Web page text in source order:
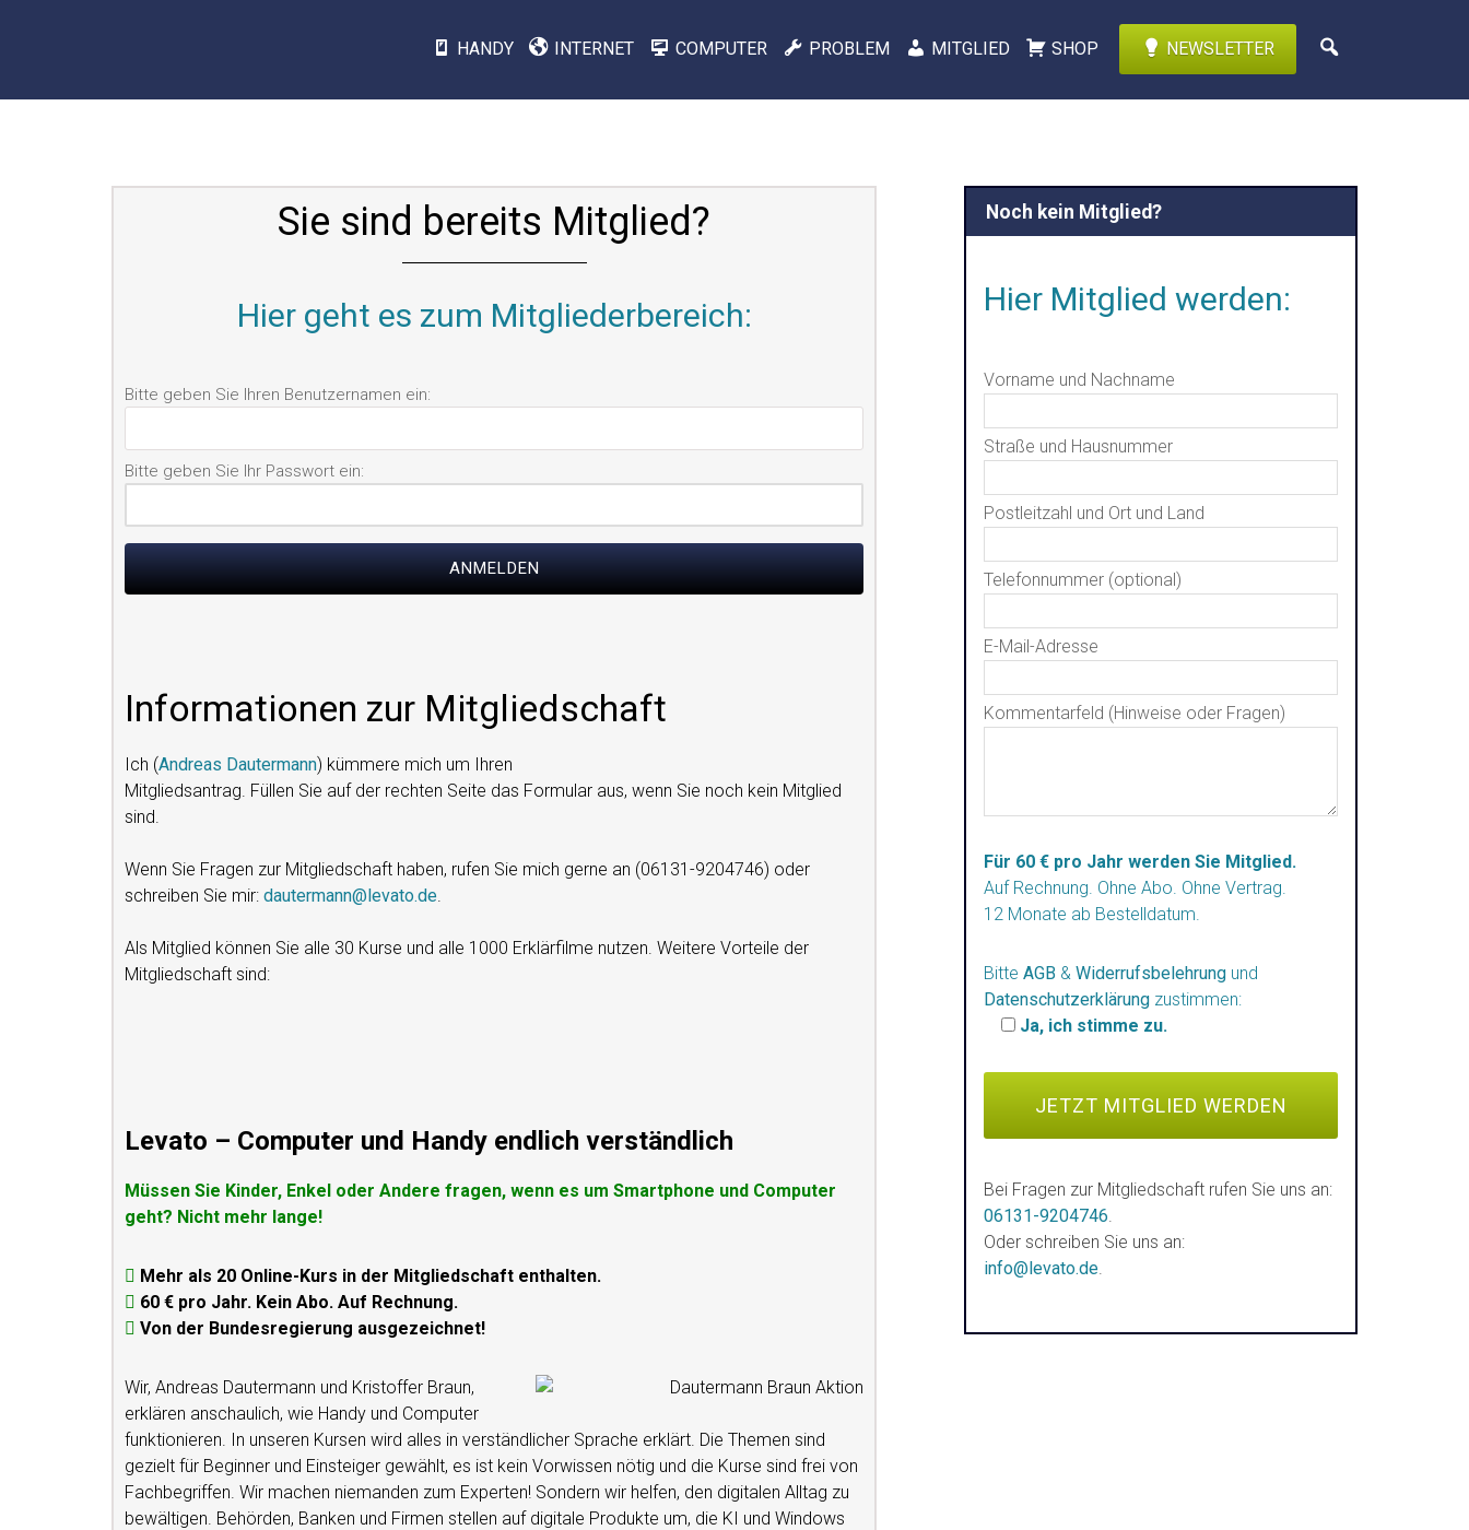
HANDY INTERNET COMPUTER PROBLEM MITGLIED SHOP NEWSLETTER
Sie sind bereits Mitglied?
Hier geht es zum Mitgliederbereich:
Informationen zur Mitgliedschaft
Ich (Andreas Dautermann) kümmere mich um Ihren
Mitgliedsantrag. Füllen Sie auf der rechten Seite das Formular aus, wenn Sie noch kein Mitglied
sind.
Wenn Sie Fragen zur Mitgliedschaft haben, rufen Sie mich gerne an (06131-9204746) oder
schreiben Sie mir: dautermann@levato.de.
Als Mitglied können Sie alle 30 Kurse und alle 1000 Erklärfilme nutzen. Weitere Vorteile der
Mitgliedschaft sind:
Levato – Computer und Handy endlich verständlich
Müssen Sie Kinder, Enkel oder Andere fragen, wenn es um Smartphone und Computer
geht? Nicht mehr lange!
Mehr als 20 Online-Kurs in der Mitgliedschaft enthalten.
60 € pro Jahr. Kein Abo. Auf Rechnung.
Von der Bundesregierung ausgezeichnet!
Wir, Andreas Dautermann und Kristoffer Braun,
erklären anschaulich, wie Handy und Computer
funktionieren. In unseren Kursen wird alles in verständlicher Sprache erklärt. Die Themen sind
gezielt für Beginner und Einsteiger gewählt, es ist kein Vorwissen nötig und die Kurse sind frei von
Fachbegriffen. Wir machen niemanden zum Experten! Sondern wir helfen, den digitalen Alltag zu
bewältigen. Behörden, Banken und Firmen stellen auf digitale Produkte um, die KI und Windows
Noch kein Mitglied?
Hier Mitglied werden:
Vorname und Nachname
Straße und Hausnummer
Postleitzahl und Ort und Land
Telefonnummer (optional)
E-Mail-Adresse
Kommentarfeld (Hinweise oder Fragen)
Für 60 € pro Jahr werden Sie Mitglied.
Auf Rechnung. Ohne Abo. Ohne Vertrag.
12 Monate ab Bestelldatum.
Bitte AGB & Widerrufsbelehrung und
Datenschutzerklärung zustimmen:
Ja, ich stimme zu.
Bei Fragen zur Mitgliedschaft rufen Sie uns an:
06131-9204746
Oder schreiben Sie uns an:
info@levato.de